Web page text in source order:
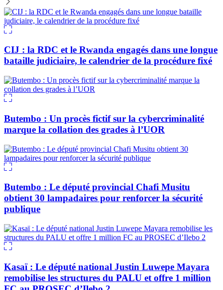
CIJ : la RDC et le Rwanda engagés dans une longue
bataille judiciaire, le calendrier de la procédure fixé
Butembo : Un procès fictif sur la cybercriminalité
marque la collation des grades à l’UOR
Butembo : Le député provincial Chafi Musitu
obtient 30 lampadaires pour renforcer la sécurité
publique
Kasaï : Le député national Justin Luwepe Mayara
remobilise les structures du PALU et offre 1 million